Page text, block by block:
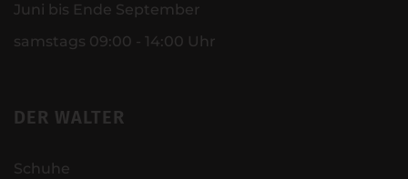
Juni bis Ende September
samstags 09:00 - 14:00 Uhr
DER WALTER
Schuhe